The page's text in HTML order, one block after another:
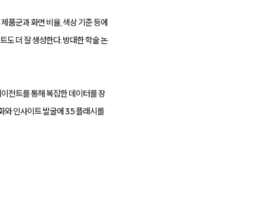
품군과 화면 비율, 색상 기준 등에
도 더 잘 생성한다. 방대한 학술 논
전트를 통해 복잡한 데이터를 장
와 인사이트 발굴에 3.5 플래시를